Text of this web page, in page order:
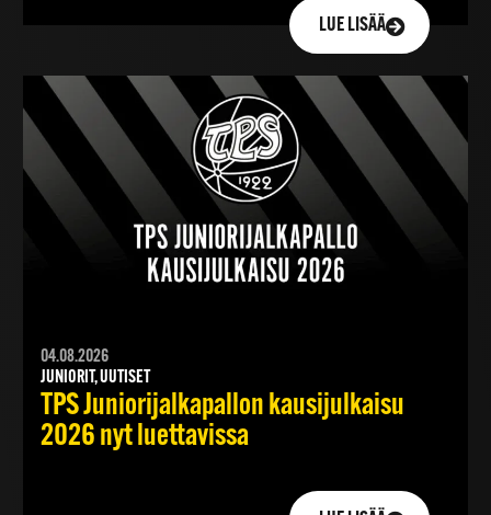
LUE LISÄÄ
04.08.2026
JUNIORIT, UUTISET
TPS Juniorijalkapallon kausijulkaisu
2026 nyt luettavissa